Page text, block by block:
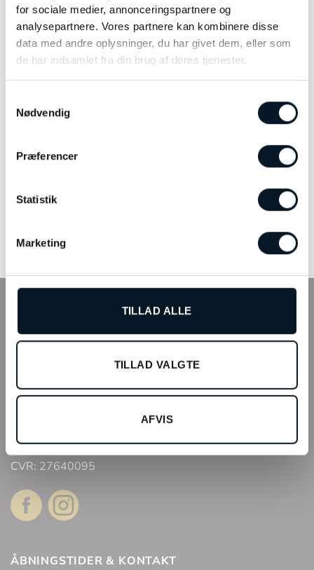
for sociale medier, annonceringspartnere og
analysepartnere. Vores partnere kan kombinere disse
data med andre oplysninger, du har givet dem, eller som
de har indsamlet fra din brug af deres tjenester.
Nødvendig
Præferencer
Statistik
Marketing
TILLAD ALLE
TILLAD VALGTE
AFVIS
COPENHAGEN Nature
øreringe – A2685-501
TILFØJ TIL KURV TILFØJ TIL KURV
Tilmeld kundeklub
Webshop
Bonell’s Smykker & Ure Fields
2300 København
CVR: 27640095
ÅBNINGSTIDER & KONTAKT